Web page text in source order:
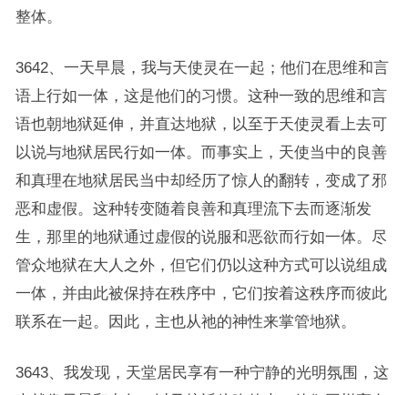
整体。
3642、一天早晨，我与天使灵在一起；他们在思维和言
语上行如一体，这是他们的习惯。这种一致的思维和言
语也朝地狱延伸，并直达地狱，以至于天使灵看上去可
以说与地狱居民行如一体。而事实上，天使当中的良善
和真理在地狱居民当中却经历了惊人的翻转，变成了邪
恶和虚假。这种转变随着良善和真理流下去而逐渐发
生，那里的地狱通过虚假的说服和恶欲而行如一体。尽
管众地狱在大人之外，但它们仍以这种方式可以说组成
一体，并由此被保持在秩序中，它们按着这秩序而彼此
联系在一起。因此，主也从祂的神性来掌管地狱。
3643、我发现，天堂居民享有一种宁静的光明氛围，这